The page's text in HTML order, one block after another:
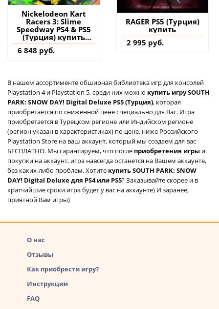
Nickelodeon Kart
Racers 3: Slime
Speedway PS4 & PS5
(Турция) купить
игру на аккаунт
6 848 руб.
RAGER PS5 (Турция)
купить
2 995 руб.
В нашем ассортименте обширная библиотека игр для консолей
Playstation 4 и Playstation 5, среди них можно купить игру SOUTH
PARK: SNOW DAY! Digital Deluxe PS5 (Турция), которая
приобретается по сниженной цене специально для Вас. Игра
приобретается в Турецком регионе или Индийском регионе
(регион указан в характеристиках) по цене, ниже Российского
Playstation Store на ваш аккаунт, который мы создаем для вас
БЕСПЛАТНО. Мы гарантируем, что после приобретения игры и
покупки на аккаунт, игра навсегда останется на Вашем аккаунте,
без каких-либо проблем. Хотите купить SOUTH PARK: SNOW
DAY! Digital Deluxe для PS4 или PS5? Заказывайте скорее и в
кратчайшие сроки игра будет у вас на аккаунте) И заранее,
приятной Вам игры)
О нас
Отзывы
Как приобрести игру?
Инструкции
FAQ